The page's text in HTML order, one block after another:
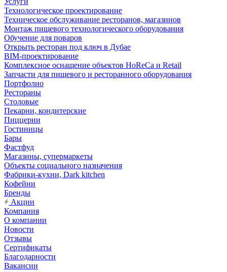
Технологическое проектирование
Техническое обслуживание ресторанов, магазинов
Монтаж пищевого технологического оборудования
Обучение для поваров
Открыть ресторан под ключ в Дубае
BIM-проектирование
Комплексное оснащение объектов HoReCa и Retail
Запчасти для пищевого и ресторанного оборудования
Портфолио
Рестораны
Столовые
Пекарни, кондитерские
Пиццерии
Гостиницы
Бары
Фастфуд
Магазины, супермаркеты
Объекты социального назначения
Фабрики-кухни, Dark kitchen
Кофейни
Бренды
Акции
Компания
О компании
Новости
Отзывы
Сертификаты
Благодарности
Вакансии